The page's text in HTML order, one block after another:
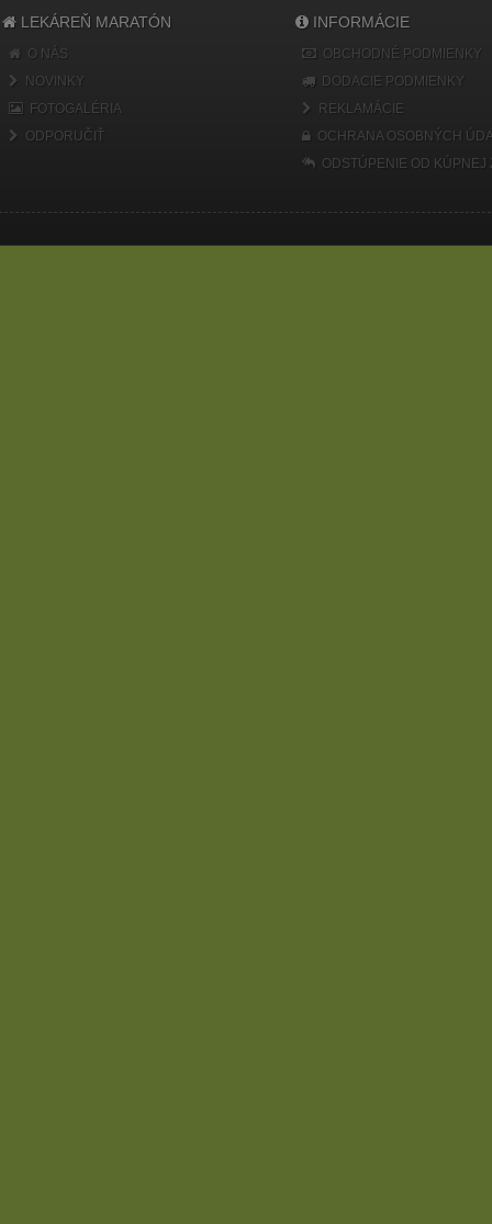
LEKÁREŇ MARATÓN
O NÁS
NOVINKY
FOTOGALÉRIA
ODPORUČIŤ
INFORMÁCIE
OBCHODNÉ PODMIENKY
DODACIE PODMIENKY
REKLAMÁCIE
OCHRANA OSOBNÝCH
ODSTÚPENIE OD KÚPNEJ